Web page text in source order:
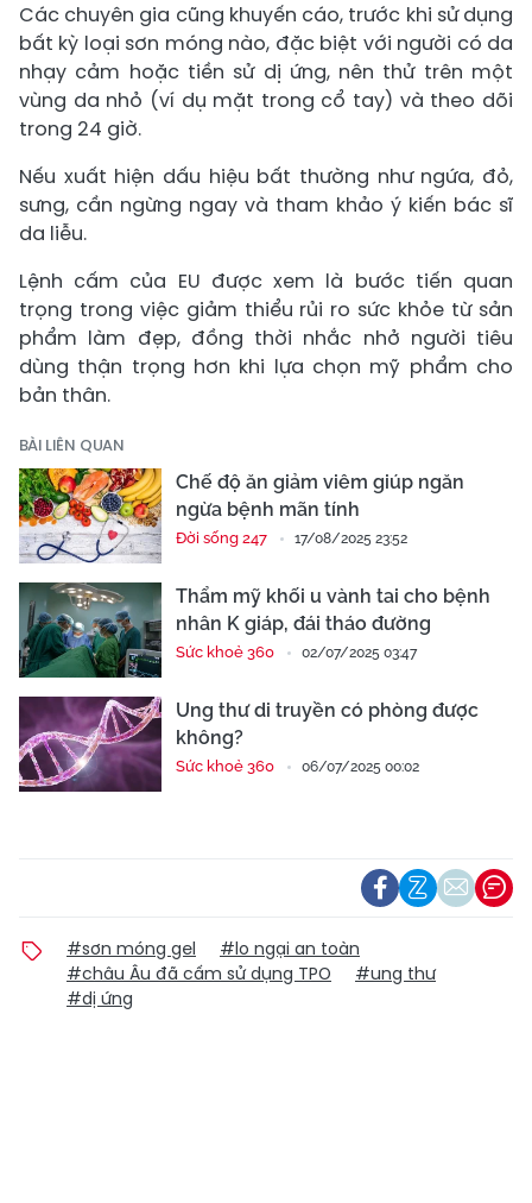
Các chuyên gia cũng khuyến cáo, trước khi sử dụng
bất kỳ loại sơn móng nào, đặc biệt với người có da
nhạy cảm hoặc tiền sử dị ứng, nên thử trên một
vùng da nhỏ (ví dụ mặt trong cổ tay) và theo dõi
trong 24 giờ.
Nếu xuất hiện dấu hiệu bất thường như ngứa, đỏ,
sưng, cần ngừng ngay và tham khảo ý kiến bác sĩ
da liễu.
Lệnh cấm của EU được xem là bước tiến quan
trọng trong việc giảm thiểu rủi ro sức khỏe từ sản
phẩm làm đẹp, đồng thời nhắc nhở người tiêu
dùng thận trọng hơn khi lựa chọn mỹ phẩm cho
bản thân.
BÀI LIÊN QUAN
Chế độ ăn giảm viêm giúp ngăn
ngừa bệnh mãn tính
Đời sống 247 17/08/2025 23:52
Thẩm mỹ khối u vành tai cho bệnh
nhân K giáp, đái tháo đường
Sức khoẻ 360 02/07/2025 03:47
Ung thư di truyền có phòng được
không?
Sức khoẻ 360 06/07/2025 00:02
#sơn móng gel
#lo ngại an toàn
#châu Âu đã cấm sử dụng TPO
#ung thư
#dị ứng